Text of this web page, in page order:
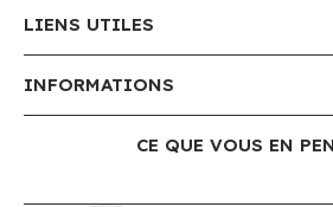
LIENS UTILES
INFORMATIONS
CE QUE VOUS EN